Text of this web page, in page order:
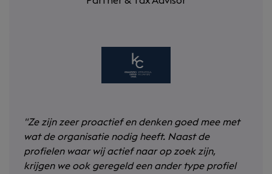
"Ze zijn zeer proactief en denken goed mee met
wat de organisatie nodig heeft. Naast de
profielen waar wij actief naar op zoek zijn,
krijgen we ook geregeld een ander type profiel